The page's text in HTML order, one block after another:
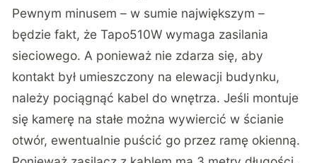
Pewnym minusem – w sumie największym –
będzie fakt, że Tapo510W wymaga zasilania
sieciowego. A ponieważ nie zdarza się, aby
kontakt był umieszczony na elewacji budynku,
należy pociągnąć kabel do wnętrza. Jeśli montuje
się kamerę na stałe można wywiercić w ścianie
otwór, ewentualnie puścić go przez ramę okienną.